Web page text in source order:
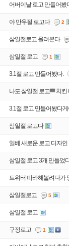
어버이날 로고 만들어봤
야 만우절 로고다 2
삼일절로고 올려본다
삼일절 로고 1
3.1절 로고 만들어봤다.
나도 삼일절 로고!!!!! 치킨
3.1절 로고 만들어봤다
삼일절 로고다
일베 새로운 로고 디자인
삼일절 로고 3개 만들었
트위터 따라해볼려다가
삼일절로고 5
삼일절 로고
구정로고 1